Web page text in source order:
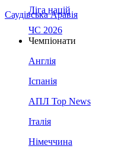
Саудівська Аравія
Ліга націй
ЧС 2026
Чемпіонати
Англія
Іспанія
АПЛ Top News
Італія
Німеччина